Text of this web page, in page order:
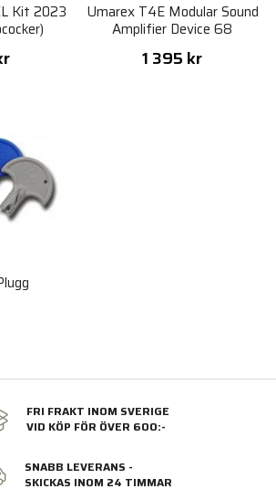
Kit 2023 Umarex T4E Modular Sound
Amplifier Device 68
1 395 kr
FRI FRAKT INOM SVERIGE
VID KÖP FÖR ÖVER 600:-
SNABB LEVERANS -
SKICKAS INOM 24 TIMMAR